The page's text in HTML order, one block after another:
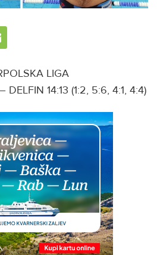
LIGA
DELFIN 14:13 (1:2, 5:6, 4:1, 4:4)